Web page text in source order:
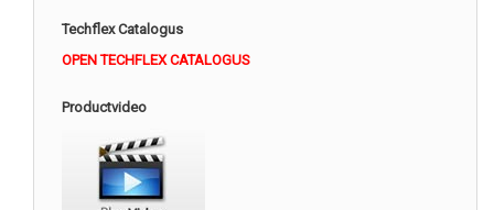
Techflex Catalogus
OPEN TECHFLEX CATALOGUS
Productvideo